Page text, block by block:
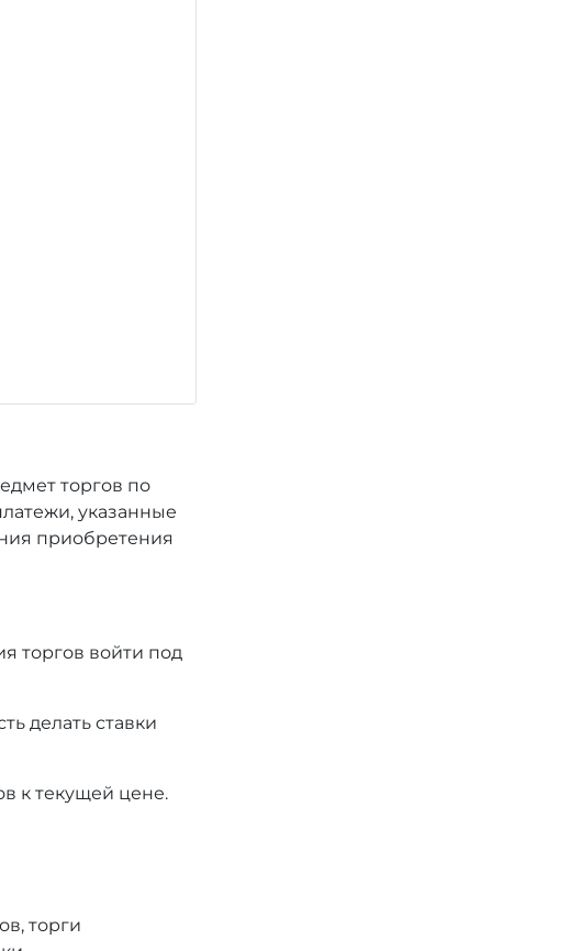
торгов по
указанные
приобретения
торгов войти под
делать ставки
к текущей цене.
торги